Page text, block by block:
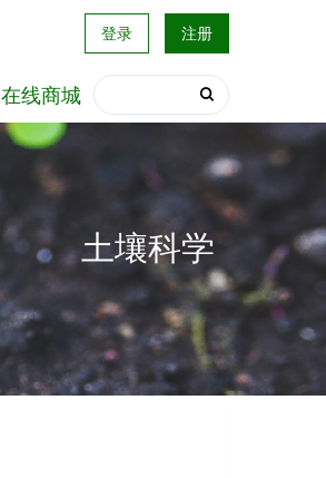
登录 注册
在线商城
土壤科学